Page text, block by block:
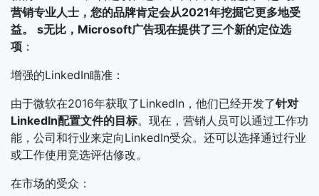
营销专业人士，您的品牌肯定会从2021年挖掘它更多地受
益。
s无比，Microsoft广告现在提供了三个新的定位选
项 ：
增强的LinkedIn瞄准：
由于微软在2016年获取了LinkedIn，他们已经开发了针对
LinkedIn配置文件的目标。现在，营销人员可以通过工作功
能，公司和行业来定向LinkedIn受众。还可以选择通过行业
或工作使用竞选评估修改。
在市场的受众：